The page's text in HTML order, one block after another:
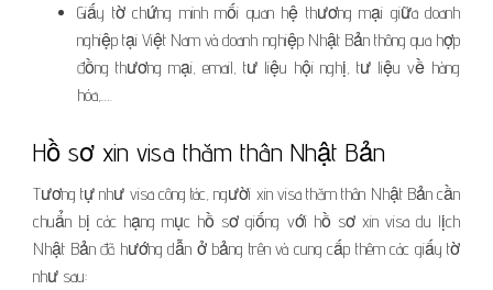
Giấy tờ chứng minh mối quan hệ thương mại giữa doanh
nghiệp tại Việt Nam và doanh nghiệp Nhật Bản thông qua hợp
đồng thương mại, email, tư liệu hội nghị, tư liệu về hàng
hóa,….
Hồ sơ xin visa thăm thân Nhật Bản
Tương tự như visa công tác, người xin visa thăm thân Nhật Bản cần
chuẩn bị các hạng mục hồ sơ giống với hồ sơ xin visa du lịch
Nhật Bản đã hướng dẫn ở bảng trên và cung cấp thêm các giấy tờ
như sau: